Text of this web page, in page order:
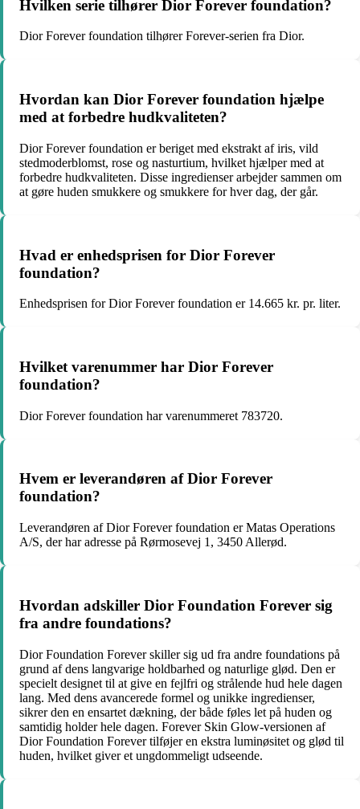
Hvilken serie tilhører Dior Forever foundation?
Dior Forever foundation tilhører Forever-serien fra Dior.
Hvordan kan Dior Forever foundation hjælpe
med at forbedre hudkvaliteten?
Dior Forever foundation er beriget med ekstrakt af iris, vild
stedmoderblomst, rose og nasturtium, hvilket hjælper med at
forbedre hudkvaliteten. Disse ingredienser arbejder sammen om
at gøre huden smukkere og smukkere for hver dag, der går.
Hvad er enhedsprisen for Dior Forever
foundation?
Enhedsprisen for Dior Forever foundation er 14.665 kr. pr. liter.
Hvilket varenummer har Dior Forever
foundation?
Dior Forever foundation har varenummeret 783720.
Hvem er leverandøren af Dior Forever
foundation?
Leverandøren af Dior Forever foundation er Matas Operations
A/S, der har adresse på Rørmosevej 1, 3450 Allerød.
Hvordan adskiller Dior Foundation Forever sig
fra andre foundations?
Dior Foundation Forever skiller sig ud fra andre foundations på
grund af dens langvarige holdbarhed og naturlige glød. Den er
specielt designet til at give en fejlfri og strålende hud hele dagen
lang. Med dens avancerede formel og unikke ingredienser,
sikrer den en ensartet dækning, der både føles let på huden og
samtidig holder hele dagen. Forever Skin Glow-versionen af
Dior Foundation Forever tilføjer en ekstra luminøsitet og glød til
huden, hvilket giver et ungdommeligt udseende.